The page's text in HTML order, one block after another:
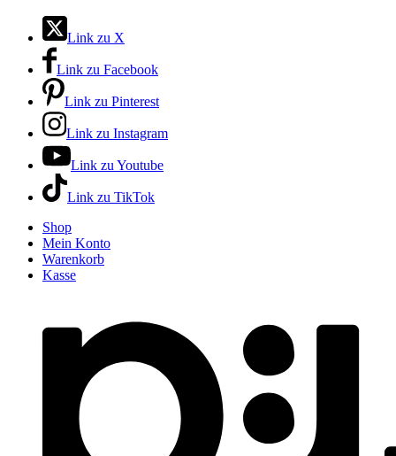
Link zu X
Link zu Facebook
Link zu Pinterest
Link zu Instagram
Link zu Youtube
Link zu TikTok
Shop
Mein Konto
Warenkorb
Kasse